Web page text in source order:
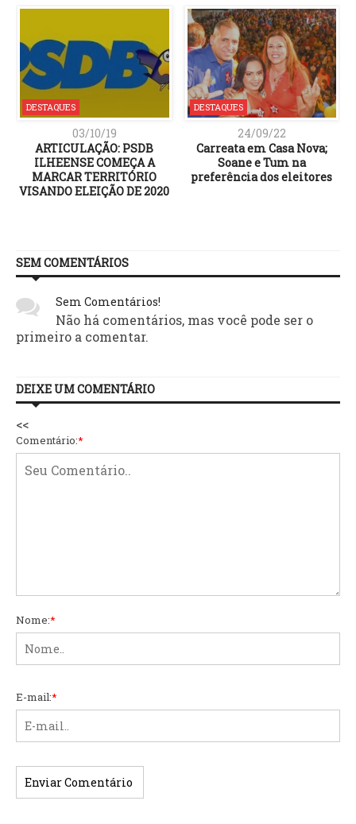
DESTAQUES
03/10/19
ARTICULAÇÃO: PSDB
ILHEENSE COMEÇA A
MARCAR TERRITÓRIO
VISANDO ELEIÇÃO DE 2020
DESTAQUES
24/09/22
Carreata em Casa Nova;
Soane e Tum na
preferência dos eleitores
SEM COMENTÁRIOS
Sem Comentários!
Não há comentários, mas você pode ser o
primeiro a comentar.
DEIXE UM COMENTÁRIO
<<
Comentário:*
Nome:*
E-mail:*